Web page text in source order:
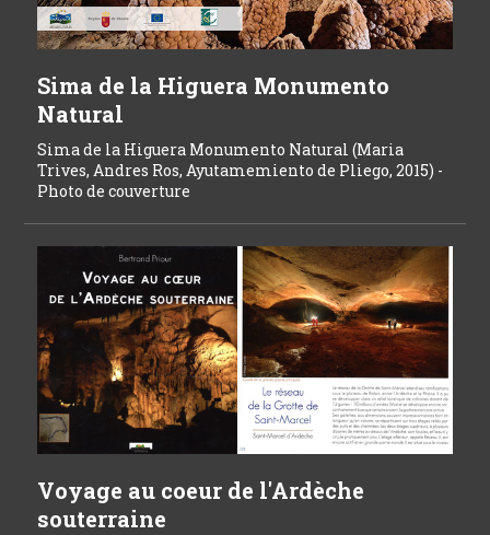
Sima de la Higuera Monumento
Natural
Sima de la Higuera Monumento Natural (Maria
Trives, Andres Ros, Ayutamemiento de Pliego, 2015) -
Photo de couverture
Voyage au coeur de l'Ardèche
souterraine